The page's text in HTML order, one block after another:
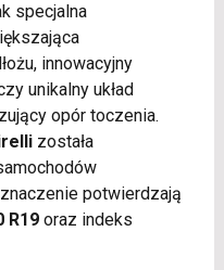
specjalna
innowacyjny
unikalny układ
opór toczenia.
została
potwierdzają
R19oraz indeks